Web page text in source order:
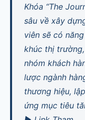
Khóa “The
sâu về xây
viên sẽ có
khúc thị
nhóm khách
lược ngành
thương hiệu,
ứng mục tiêu